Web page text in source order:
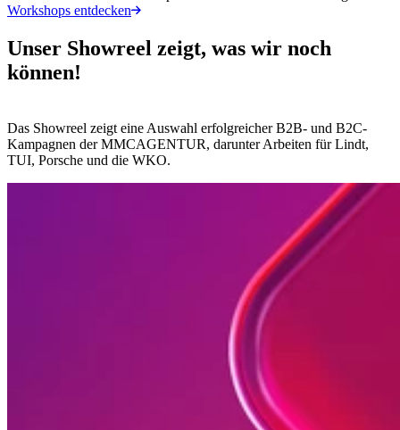
Workshops entdecken
Unser Showreel zeigt, was wir noch
können!
Das Showreel zeigt eine Auswahl erfolgreicher B2B- und B2C-
Kampagnen der MMCAGENTUR, darunter Arbeiten für Lindt,
TUI, Porsche und die WKO.